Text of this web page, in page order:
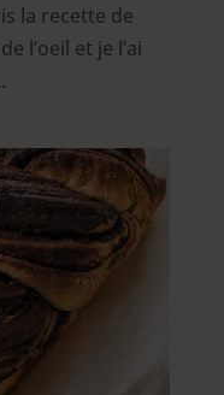
la recette de
l’oeil et je l’ai